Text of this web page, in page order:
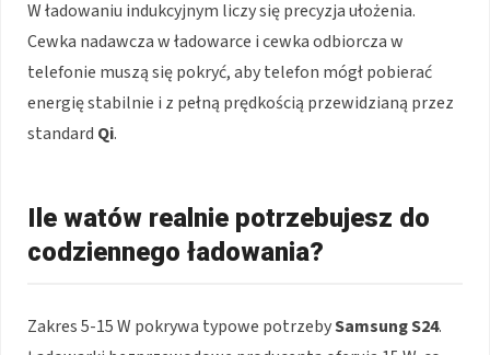
W ładowaniu indukcyjnym liczy się precyzja ułożenia.
Cewka nadawcza w ładowarce i cewka odbiorcza w
telefonie muszą się pokryć, aby telefon mógł pobierać
energię stabilnie i z pełną prędkością przewidzianą przez
standard Qi.
Ile watów realnie potrzebujesz do
codziennego ładowania?
Zakres 5-15 W pokrywa typowe potrzebySamsung S24.